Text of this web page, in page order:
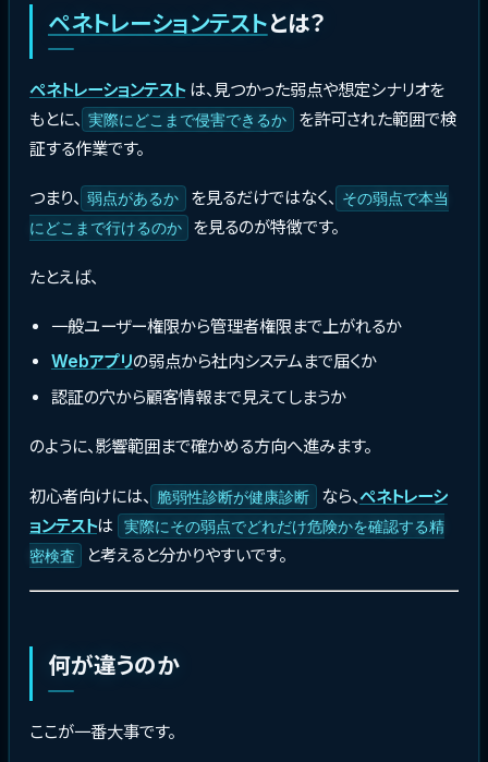
ペネトレーションテストとは？
ペネトレーションテストは、見つかった弱点や想定シナリオを
もとに、 実際にどこまで侵害できるか
を許可された範囲で検
証する作業です。
つまり、 弱点があるか を見るだけではなく、 その弱点で本当
にどこまで行けるのか
を見るのが特徴です。
たとえば、
一般ユーザー権限から管理者権限まで上がれるか
Webアプリの弱点から社内システムまで届くか
認証の穴から顧客情報まで見えてしまうか
のように、影響範囲まで確かめる方向へ進みます。
初心者向けには、 脆弱性診断が健康診断 なら、 ペネトレーシ
ョンテストは
実際にその弱点でどれだけ危険かを確認する精
密検査
と考えると分かりやすいです。
何が違うのか
ここが一番大事です。